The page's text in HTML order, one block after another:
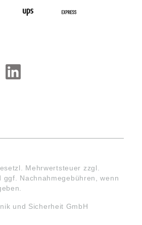
Mehrwertsteuer zzgl.
ggf. Nachnahmegebühren, wenn
und Sicherheit GmbH